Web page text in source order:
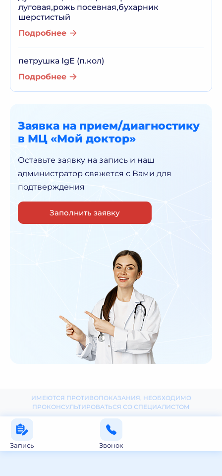
луговая,рожь посевная,бухарник
шерстистый
Подробнее
петрушка IgE (п.кол)
Подробнее
Заявка на прием/диагностику
в МЦ «Мой доктор»
Оставьте заявку на запись и наш
администратор свяжется с Вами для
подтверждения
Заполнить заявку
ИМЕЮТСЯ ПРОТИВОПОКАЗАНИЯ, НЕОБХОДИМО
ПРОКОНСУЛЬТИРОВАТЬСЯ СО СПЕЦИАЛИСТОМ
Запись Звонок